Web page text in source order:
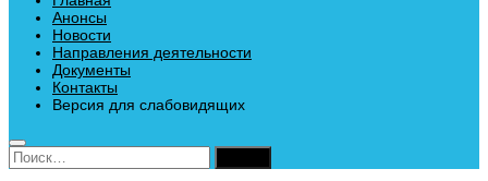
Анонсы
Новости
Направления деятельности
Документы
Контакты
Версия для слабовидящих
Найти: